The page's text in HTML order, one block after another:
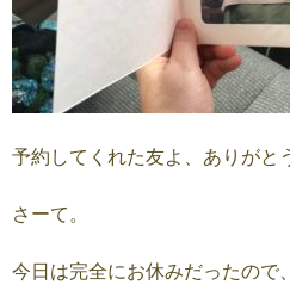
予約してくれた友よ、ありがと
さーて。
今日は完全にお休みだったので